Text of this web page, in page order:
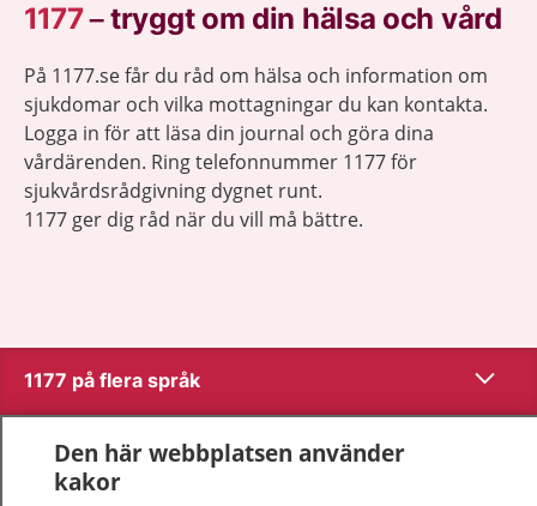
1177–tryggt om din hälsa och vård
På 1177.se får du råd om hälsa och information om
sjukdomar och vilka mottagningar du kan kontakta.
Logga in för att läsa din journal och göra dina
vårdärenden. Ring telefonnummer 1177 för
sjukvårdsrådgivning dygnet runt.
1177 ger dig råd när du vill må bättre.
1177 på flera språk Visa
Om 1177
Den här webbplatsen använder
kakor